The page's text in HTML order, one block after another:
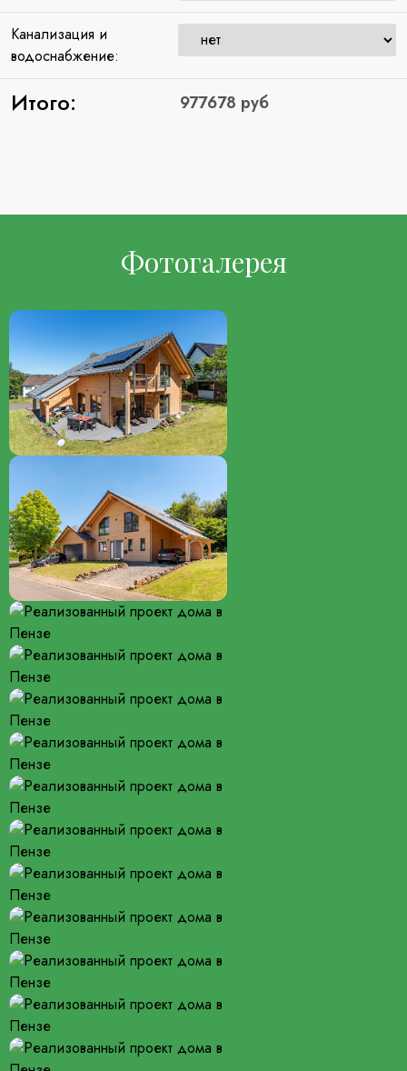
Канализация и
водоснабжение:
Итого:
Фотогалерея